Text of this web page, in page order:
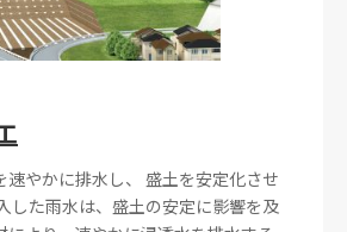
速やかに排水し、 盛土を安定化させ
した雨水は、盛土の安定に影響を及